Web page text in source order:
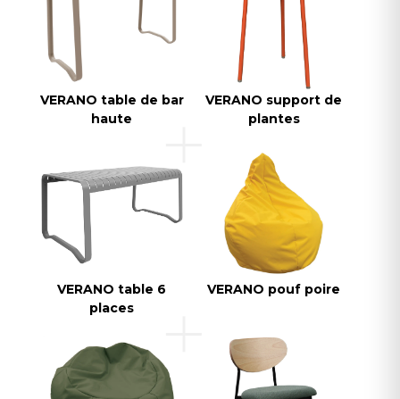
VERANO table de bar
haute
VERANO support de
plantes
VERANO table 6
places
VERANO pouf poire